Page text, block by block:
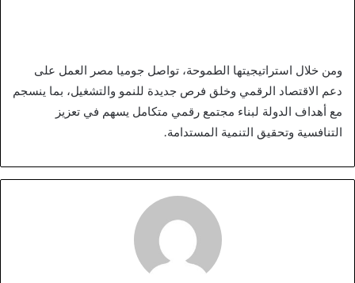
ومن خلال استراتيجيتها الطموحة، تواصل جوميا مصر العمل على
دعم الاقتصاد الرقمي وخلق فرص جديدة للنمو والتشغيل، بما ينسجم
مع أهداف الدولة لبناء مجتمع رقمي متكامل يسهم في تعزيز
التنافسية وتحقيق التنمية المستدامة.